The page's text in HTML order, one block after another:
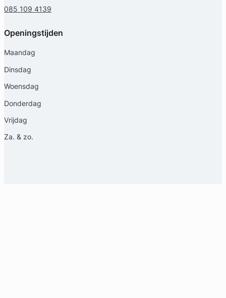
085 109 4139
Openingstijden
Maandag
Dinsdag
Woensdag
Donderdag
Vrijdag
Za. & zo.